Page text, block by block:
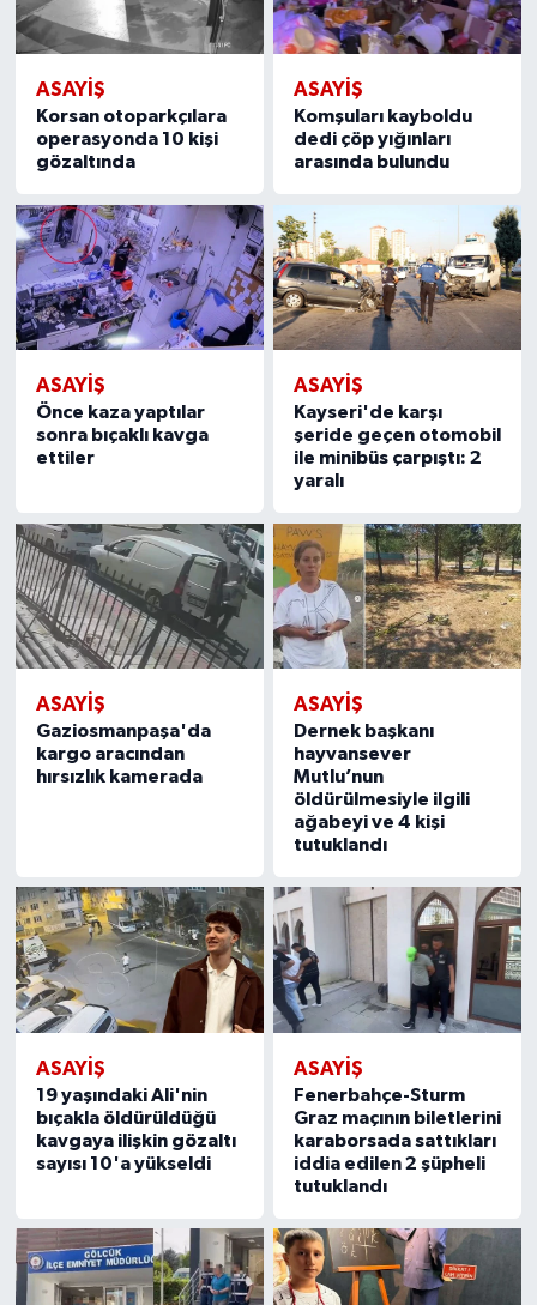
ASAYİŞ
Korsan otoparkçılara
operasyonda 10 kişi
gözaltında
ASAYİŞ
Komşuları kayboldu
dedi çöp yığınları
arasında bulundu
ASAYİŞ
Önce kaza yaptılar
sonra bıçaklı kavga
ettiler
ASAYİŞ
Kayseri'de karşı
şeride geçen otomobil
ile minibüs çarpıştı: 2
yaralı
ASAYİŞ
Gaziosmanpaşa'da
kargo aracından
hırsızlık kamerada
ASAYİŞ
Dernek başkanı
hayvansever
Mutlu’nun
öldürülmesiyle ilgili
ağabeyi ve 4 kişi
tutuklandı
ASAYİŞ
19 yaşındaki Ali'nin
bıçakla öldürüldüğü
kavgaya ilişkin gözaltı
sayısı 10'a yükseldi
ASAYİŞ
Fenerbahçe-Sturm
Graz maçının biletlerini
karaborsada sattıkları
iddia edilen 2 şüpheli
tutuklandı